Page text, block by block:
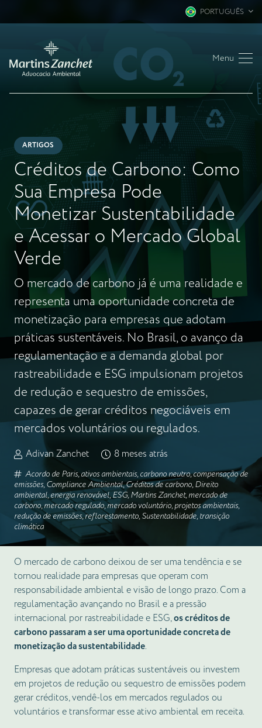
PORTUGUÊS
Menu
ARTIGOS
Créditos de Carbono: Como
Sua Empresa Pode
Monetizar Sustentabilidade
e Acessar o Mercado Global
Verde
O mercado de carbono já é uma realidade e
representa uma oportunidade concreta de
monetização para empresas que adotam
práticas sustentáveis. No Brasil, o avanço da
regulamentação e a demanda global por
rastreabilidade e ESG impulsionam projetos
de redução e sequestro de emissões,
capazes de gerar créditos negociáveis em
mercados voluntários ou regulados.
Adivan Zanchet 8 meses atrás
Acordo de Paris,ativos ambientais,carbono neutro,compensação de
emissões,Compliance Ambiental,Créditos de carbono,Direito
ambiental,energia renovável,ESG,Martins Zanchet,mercado de
carbono,mercado regulado,mercado voluntário,projetos ambientais,
redução de emissões,reflorestamento,Sustentabilidade,transição
climática
O mercado de carbono deixou de ser uma tendência e se
tornou realidade para empresas que operam com
responsabilidade ambiental e visão de longo prazo. Com a
regulamentação avançando no Brasil e a pressão
internacional por rastreabilidade e ESG,os créditos de
carbono passaram a ser uma oportunidade concreta de
monetização da sustentabilidade.
Empresas que adotam práticas sustentáveis ou investem
em projetos de redução ou sequestro de emissões podem
gerar créditos, vendê-los em mercados regulados ou
voluntários e transformar esse ativo ambiental em receita.